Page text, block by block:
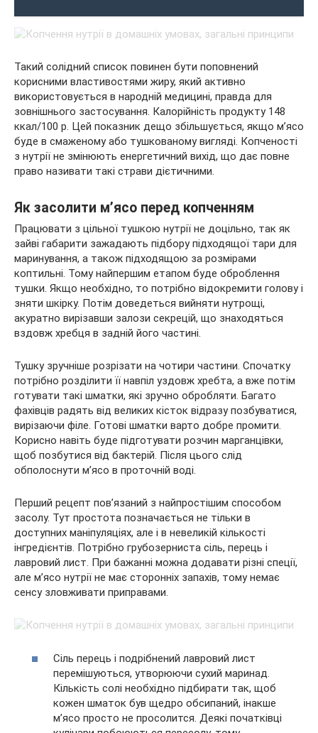
Такий солідний список повинен бути поповнений
корисними властивостями жиру, який активно
використовується в народній медицині, правда для
зовнішнього застосування. Калорійність продукту 148
ккал/100 р. Цей показник дещо збільшується, якщо м’ясо
буде в смаженому або тушкованому вигляді. Копченості
з нутрії не змінюють енергетичний вихід, що дає повне
право називати такі страви дієтичними.
Як засолити м’ясо перед копченням
Працювати з цільної тушкою нутрії не доцільно, так як
зайві габарити зажадають підбору підходящої тари для
маринування, а також підходящою за розмірами
коптильні. Тому найпершим етапом буде оброблення
тушки. Якщо необхідно, то потрібно відокремити голову і
зняти шкірку. Потім доведеться вийняти нутрощі,
акуратно вирізавши залози секрецій, що знаходяться
вздовж хребця в задній його частині.
Тушку зручніше розрізати на чотири частини. Спочатку
потрібно розділити її навпіл уздовж хребта, а вже потім
готувати такі шматки, які зручно обробляти. Багато
фахівців радять від великих кісток відразу позбуватися,
вирізаючи філе. Готові шматки варто добре промити.
Корисно навіть буде підготувати розчин марганцівки,
щоб позбутися від бактерій. Після цього слід
обполоснути м’ясо в проточній воді.
Перший рецепт пов’язаний з найпростішим способом
засолу. Тут простота позначається не тільки в
доступних маніпуляціях, але і в невеликій кількості
інгредієнтів. Потрібно грубозерниста сіль, перець і
лавровий лист. При бажанні можна додавати різні спеції,
але м’ясо нутрії не має сторонніх запахів, тому немає
сенсу зловживати приправами.
Сіль перець і подрібнений лавровий лист
перемішуються, утворюючи сухий маринад.
Кількість солі необхідно підбирати так, щоб
кожен шматок був щедро обсипаний, інакше
м’ясо просто не просолится. Деякі початківці